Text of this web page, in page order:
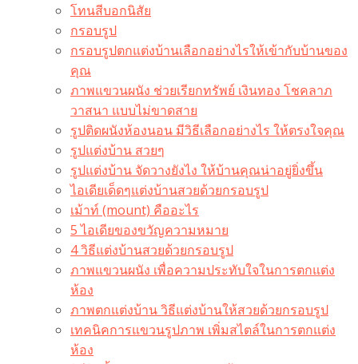
โทนสีบอกนิสัย
กรอบรูป
กรอบรูปตกแต่งบ้านเลือกอย่างไรให้เข้ากับบ้านของ
คุณ
ภาพแขวนผนัง ช่วยเรียกทรัพย์ เงินทอง โชคลาภ
วาสนา แบบไม่ขาดสาย
รูปติดผนังห้องนอน มีวิธีเลือกอย่างไร ให้ตรงใจคุณ
รูปแต่งบ้าน สวยๆ
รูปแต่งบ้าน จัดวางยังไง ให้บ้านคุณน่าอยู่ยิ่งขึ้น
ไอเดียเด็ดๆแต่งบ้านสวยด้วยกรอบรูป
เม้าท์ (mount) คืออะไร​
5 ไอเดียของขวัญความหมาย
4 วิธีแต่งบ้านสวยด้วยกรอบรูป
ภาพแขวนผนัง เพื่อความประทับใจในการตกแต่ง
ห้อง
ภาพตกแต่งบ้าน วิธีแต่งบ้านให้สวยด้วยกรอบรูป
เทคนิคการแขวนรูปภาพ เพิ่มสไตล์ในการตกแต่ง
ห้อง